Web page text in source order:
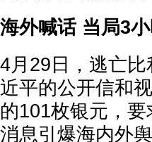
海外喊话 当局3
4月29日，逃亡
近平的公开信和
的101枚银元，
消息引爆海内外舆